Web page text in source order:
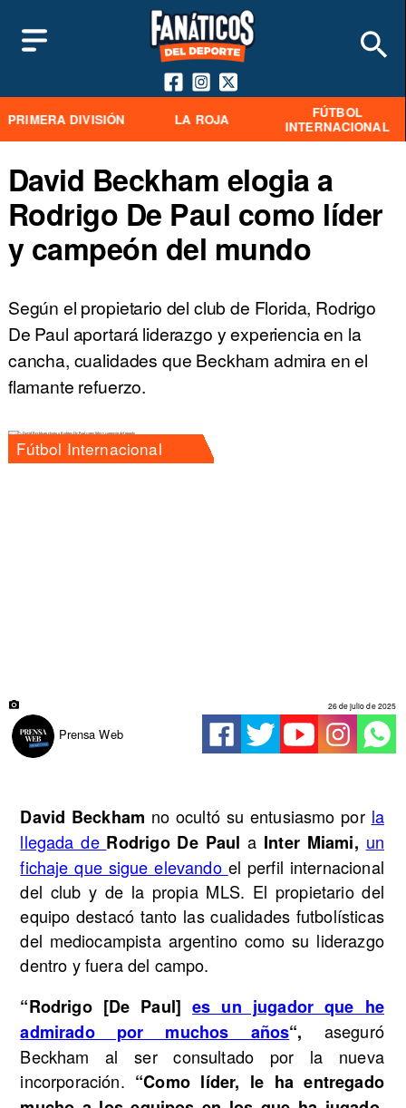
PRIMERA DIVISIÓN LA ROJA
FÚTBOL
INTERNACIONAL
David Beckham elogia a
Rodrigo De Paul como líder
y campeón del mundo
Según el propietario del club de Florida, Rodrigo
De Paul aportará liderazgo y experiencia en la
cancha, cualidades que Beckham admira en el
flamante refuerzo.
Fútbol Internacional
Prensa Web
26 de julio de 2025
David Beckham no ocultó su entusiasmo por la
llegada de Rodrigo De Paul a Inter Miami, un
fichaje que sigue elevando el perfil internacional
del club y de la propia MLS. El propietario del
equipo destacó tanto las cualidades futbolísticas
del mediocampista argentino como su liderazgo
dentro y fuera del campo.
“Rodrigo [De Paul]es un jugador que he
admirado por muchos años“, aseguró
Beckham al ser consultado por la nueva
incorporación. “Como líder, le ha entregado